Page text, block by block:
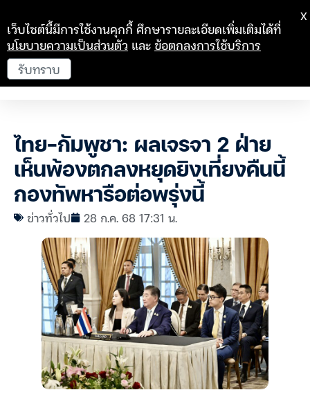
ไทย-กัมพูชา: ผลเจรจา 2 ฝ่าย
เห็นพ้องตกลงหยุดยิงเที่ยงคืนนี้
กองทัพหารือต่อพรุ่งนี้
ข่าวทั่วไป 28 ก.ค. 68 17:31 น.
เว็บไซต์นี้มีการใช้งานคุกกี้ ศึกษารายละเอียดเพิ่มเติมได้ที่
นโยบายความเป็นส่วนตัว และข้อตกลงการใช้บริการ
รับทราบ
X